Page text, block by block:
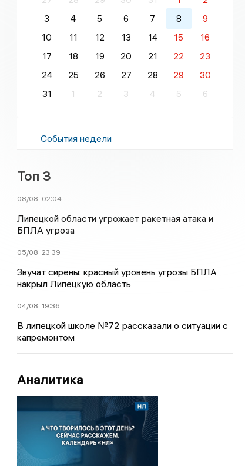
3
4 5 6 7 8
9
10
11 12 13 14 15
16
17
18 19 20 21 22
23
24
25 26 27 28 29
30
31
1 2 3 4 5 6
События недели
Топ 3
08/08 02:04
Липецкой области угрожает ракетная атака и
БПЛА угроза
05/08 23:39
Звучат сирены: красный уровень угрозы БПЛА
накрыл Липецкую область
04/08 19:36
В липецкой школе №72 рассказали о ситуации с
капремонтом
Аналитика